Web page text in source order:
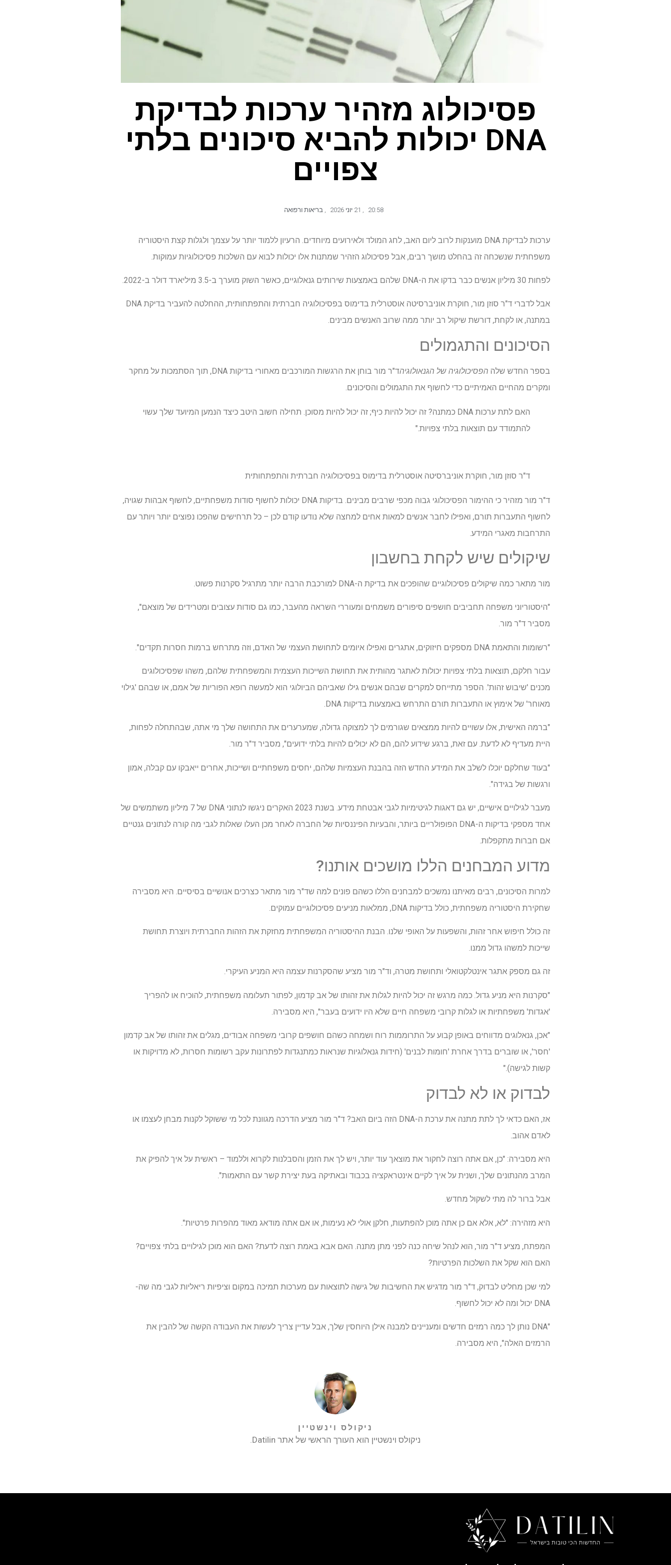
פסיכולוג מזהיר ערכות לבדיקת
DNA יכולות להביא סיכונים בלתי
צפויים
20:58
,
, בריאות ורפואה
ערכות לבדיקת DNA מוענקות לרוב ליום האב, לחג המולד ולאירועים מיוחדים. הרעיון ללמוד יותר על עצמך ולגלות קצת היסטוריה
משפחתית שנשכחה זה בהחלט מושך רבים, אבל פסיכולוג הזהיר שמתנות אלו יכולות לבוא עם השלכות פסיכולוגיות עמוקות.
לפחות 30 מיליון אנשים כבר בדקו את ה-DNA שלהם באמצעות שירותים גנאלוגיים, כאשר השוק מוערך ב-3.5 מיליארד דולר ב-2022.
אבל לדברי ד"ר סוזן מור, חוקרת אוניברסיטה אוסטרלית בדימוס בפסיכולוגיה חברתית והתפתחותית, ההחלטה להעביר בדיקת DNA
במתנה, או לקחת, דורשת שיקול רב יותר ממה שרוב האנשים מבינים.
הסיכונים והתגמולים
בספר החדש שלה הפסיכולוגיה של הגנאולוגיה
ד"ר מור בוחן את הרגשות המורכבים מאחורי בדיקות DNA, תוך הסתמכות על מחקר
ומקרים מהחיים האמיתיים כדי לחשוף את התגמולים והסיכונים.
האם לתת ערכות DNA כמתנה? זה יכול להיות כיף; זה יכול להיות מסוכן. תחילה חשוב היטב כיצד הנמען המיועד שלך עשוי
להתמודד עם תוצאות בלתי צפויות."
ד"ר סוזן מור, חוקרת אוניברסיטה אוסטרלית בדימוס בפסיכולוגיה חברתית והתפתחותית
ד"ר מור מזהיר כי ההימור הפסיכולוגי גבוה מכפי שרבים מבינים. בדיקות DNA יכולות לחשוף סודות משפחתיים, לחשוף אבהות שגויה,
לחשוף התעברות תורם, ואפילו לחבר אנשים למאות אחים למחצה שלא נודעו קודם לכן – כל תרחישים שהפכו נפוצים יותר ויותר עם
התרחבות מאגרי המידע.
שיקולים שיש לקחת בחשבון
מור מתאר כמה שיקולים פסיכולוגיים שהופכים את בדיקת ה-DNA למורכבת הרבה יותר מתרגיל סקרנות פשוט.
"היסטוריוני משפחה תחביבים חושפים סיפורים משמחים ומעוררי השראה מהעבר, כמו גם סודות עצובים ומטרידים של מוצאם",
מסביר ד"ר מור.
"רשומות והתאמת DNA מספקים חיזוקים, אתגרים ואפילו איומים לתחושת העצמי של האדם, וזה מתרחש ברמות חסרות תקדים".
עבור חלקם, תוצאות בלתי צפויות יכולות לאתגר מהותית את תחושת השייכות העצמית והמשפחתית שלהם, משהו שפסיכולוגים
מכנים 'שיבוש זהות'. הספר מתייחס למקרים שבהם אנשים גילו שאביהם הביולוגי הוא למעשה רופא הפוריות של אמם, או שבהם 'גילוי
מאוחר' של אימוץ או התעברות תורם התרחש באמצעות בדיקות DNA.
"ברמה האישית, אלו עשויים להיות ממצאים שגורמים לך למצוקה גדולה, שמערערים את התחושה שלך מי אתה, שבהתחלה לפחות,
היית מעדיף לא לדעת. עם זאת, ברגע שידוע להם, הם לא יכולים להיות בלתי ידועים", מסביר ד"ר מור.
"בעוד שחלקם יוכלו לשלב את המידע החדש הזה בהבנת העצמיות שלהם, יחסים משפחתיים ושייכות, אחרים ייאבקו עם קבלה, אמון
ורגשות של בגידה".
מעבר לגילויים אישיים, יש גם דאגות לגיטימיות לגבי אבטחת מידע. בשנת 2023 האקרים ניגשו לנתוני DNA של 7 מיליון משתמשים של
אחד מספקי בדיקות ה-DNA הפופולריים ביותר, והבעיות הפיננסיות של החברה לאחר מכן העלו שאלות לגבי מה קורה לנתונים גנטיים
אם חברות מתקפלות.
מדוע המבחנים הללו מושכים אותנו?
למרות הסיכונים, רבים מאיתנו נמשכים למבחנים הללו כשהם פונים למה שד"ר מור מתאר כצרכים אנושיים בסיסיים. היא מסבירה
שחקירת היסטוריה משפחתית, כולל בדיקות DNA, ממלאות מניעים פסיכולוגיים עמוקים.
זה כולל חיפוש אחר זהות, והשפעות על האופי שלנו. הבנת ההיסטוריה המשפחתית מחזקת את הזהות החברתית ויוצרת תחושת
שייכות למשהו גדול ממנו.
זה גם מספק אתגר אינטלקטואלי ותחושת מטרה, וד"ר מור מציע שהסקרנות עצמה היא המניע העיקרי.
"סקרנות היא מניע גדול. כמה מרגש זה יכול להיות לגלות את זהותו של אב קדמון, לפתור תעלומה משפחתית, להוכיח או להפריך
'אגדות' משפחתיות או לגלות קרובי משפחה חיים שלא היו ידועים בעבר", היא מסבירה.
"אכן, גנאלוגים מדווחים באופן קבוע על התרוממות רוח ושמחה כשהם חושפים קרובי משפחה אבודים, מגלים את זהותו של אב קדמון
'חסר', או שוברים בדרך אחרת 'חומות לבנים' (חידות גנאלוגיות שנראות כמתנגדות לפתרונות עקב רשומות חסרות, לא מדויקות או
קשות לגישה)."
לבדוק או לא לבדוק
אז, האם כדאי לך לתת מתנה את ערכת ה-DNA הזה ביום האב? ד"ר מור מציע הדרכה מגוונת לכל מי ששוקל לקנות מבחן לעצמו או
לאדם אהוב.
היא מסבירה: "כן, אם אתה רוצה לחקור את מוצאך עוד יותר, ויש לך את הזמן והסבלנות לקרוא וללמוד – ראשית על איך להפיק את
המרב מהנתונים שלך, ושנית על איך לקיים אינטראקציה בכבוד ובאתיקה בעת יצירת קשר עם התאמות".
אבל ברור לה מתי לשקול מחדש.
היא מזהירה: "לא, אלא אם כן אתה מוכן להפתעות, חלקן אולי לא נעימות, או אם אתה מודאג מאוד מהפרות פרטיות".
המפתח, מציע ד"ר מור, הוא לנהל שיחה כנה לפני מתן מתנה. האם אבא באמת רוצה לדעת? האם הוא מוכן לגילויים בלתי צפויים?
האם הוא שקל את השלכות הפרטיות?
למי שכן מחליט לבדוק, ד"ר מור מדגיש את החשיבות של גישה לתוצאות עם מערכות תמיכה במקום וציפיות ריאליות לגבי מה שה-
DNA יכול ומה לא יכול לחשוף.
"DNA נותן לך כמה רמזים חדשים ומעניינים למבנה אילן היוחסין שלך, אבל עדיין צריך לעשות את העבודה הקשה של להבין את
הרמזים האלה", היא מסבירה.
ניקולס וינשטיין
ניקולס וינשטיין הוא העורך הראשי של אתר Datilin.